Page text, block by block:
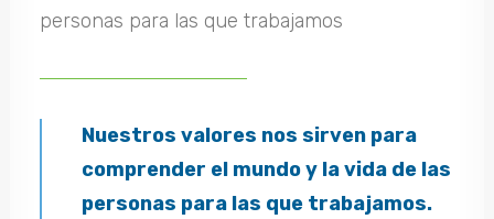
personas para las que trabajamos
Nuestros valores nos sirven para
comprender el mundo y la vida de las
personas para las que trabajamos.